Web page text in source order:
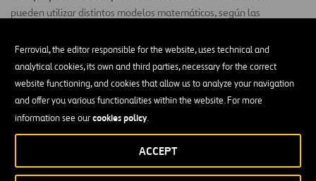
Ferrovial, the editor responsible for the website, uses technical and
analytical cookies, its own and third parties, necessary for the correct
website functioning, and cookies that allow us to analyze your navigation
and offer you various functionalities within the website. For more
information see ourcookies policy.
ACCEPT
pueden utilizar distintos modelos matemáticos, según las
Algunos de los modelos son:
Teoría de vigas de Euler-Bernoulli:simplifica teóricamente
la mecánica de sólidos deformables para calcular los
esfuerzos y deformaciones de las vigas.
Teorema de Clapeyron o teorema de los tres momentos:se
desprende de la teoría de flexión de vigas y se usa para
resolver algunos problemas de flexión hiperestática.